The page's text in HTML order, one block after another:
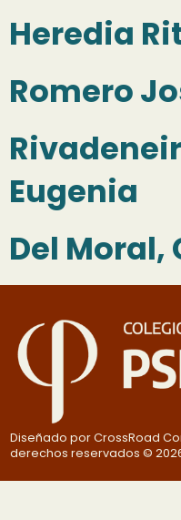
Heredia
Romero
Eugenia
Del Moral,
Diseñado por CrossRoad
derechos reservados ©